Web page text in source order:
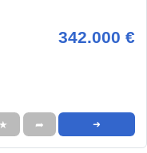
342.000 €
★ ➦ ➜